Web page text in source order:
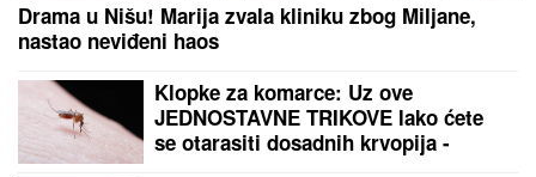
Drama u Nišu! Marija zvala kliniku zbog Miljane,
nastao neviđeni haos
Klopke za komarce: Uz ove
JEDNOSTAVNE TRIKOVE lako ćete
se otarasiti dosadnih krvopija -